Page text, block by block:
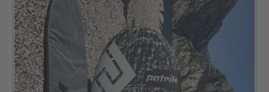
ähnliche Shimeinstellungen gefahren.
Wenn ich mein Aeon bekomme werde ich da auch
wieder experimentieren müssen. Eure Meinung dazu
würde mich interessieren.